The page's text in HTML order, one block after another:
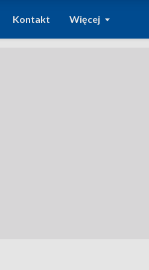
Kontakt Więcej